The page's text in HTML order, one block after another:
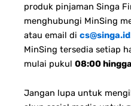
produk pinjaman Singa
menghubungi MinSing
atau email di cs@singa.id
MinSing tersedia setiap
mulai pukul 08:00
Jangan lupa untuk